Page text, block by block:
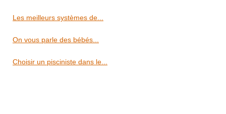
Les meilleurs systèmes de...
On vous parle des bébés...
Choisir un pisciniste dans le...